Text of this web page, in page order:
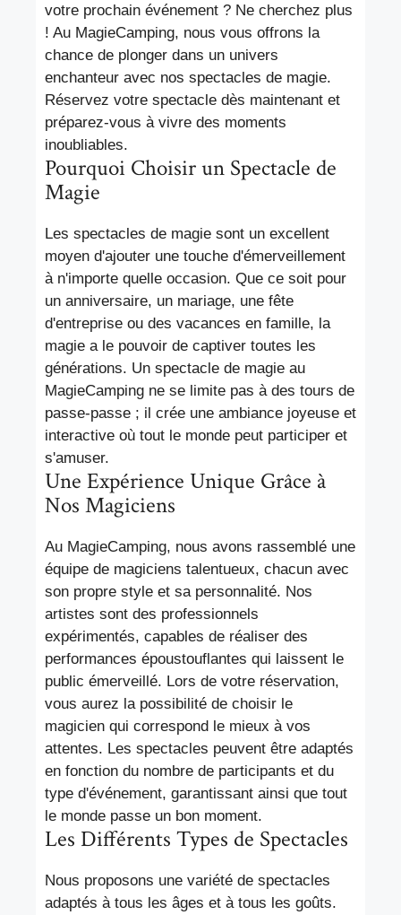
votre prochain événement ? Ne cherchez plus
! Au MagieCamping, nous vous offrons la
chance de plonger dans un univers
enchanteur avec nos spectacles de magie.
Réservez votre spectacle dès maintenant et
préparez-vous à vivre des moments
inoubliables.
Pourquoi Choisir un Spectacle de
Magie
Les spectacles de magie sont un excellent
moyen d'ajouter une touche d'émerveillement
à n'importe quelle occasion. Que ce soit pour
un anniversaire, un mariage, une fête
d'entreprise ou des vacances en famille, la
magie a le pouvoir de captiver toutes les
générations. Un spectacle de magie au
MagieCamping ne se limite pas à des tours de
passe-passe ; il crée une ambiance joyeuse et
interactive où tout le monde peut participer et
s'amuser.
Une Expérience Unique Grâce à
Nos Magiciens
Au MagieCamping, nous avons rassemblé une
équipe de magiciens talentueux, chacun avec
son propre style et sa personnalité. Nos
artistes sont des professionnels
expérimentés, capables de réaliser des
performances époustouflantes qui laissent le
public émerveillé. Lors de votre réservation,
vous aurez la possibilité de choisir le
magicien qui correspond le mieux à vos
attentes. Les spectacles peuvent être adaptés
en fonction du nombre de participants et du
type d'événement, garantissant ainsi que tout
le monde passe un bon moment.
Les Différents Types de Spectacles
Nous proposons une variété de spectacles
adaptés à tous les âges et à tous les goûts.